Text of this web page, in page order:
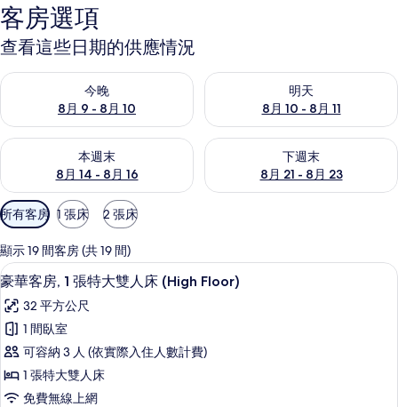
客房選項
查看這些日期的供應情況
今晚
8月 9 - 8月 10
查看今晚 (8月 9 - 8月 10) 的供應情況
明天
8月 10 - 8月 11
查看明天 (8月 10 - 8月 11) 的
本週末
8月 14 - 8月 16
查看本週末 (8月 14 - 8月 16) 的供應情況
下週末
8月 21 - 8月 23
查看下週末 (8月 21 - 8月 23)
可
用
的
客
房
篩
選
條
所有客房 1 張床 2 張床
顯示 19 間客房 (共 19 間)
顯
示
豪
華
客
房,
高級寢具、羽絨被、迷你吧、客房內保
7
豪華客房, 1 張特大雙人床 (High Floor)
32 平方公尺
1 間臥室
可容納 3 人 (依實際入住人數計費)
1 張特大雙人床
免費無線上網